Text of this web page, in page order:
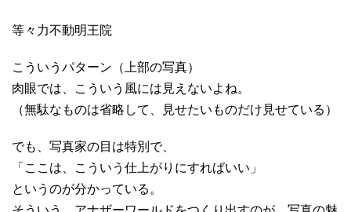
等々力不動明王院
こういうパターン（上部の写真）
肉眼では、こういう風には見えないよね。
（無駄なものは省略して、見せたいものだけ見せている）
でも、写真家の目は特別で、
「ここは、こういう仕上がりにすればいい」
というのが分かっている。